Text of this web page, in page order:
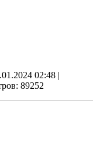
02:48 |
89252